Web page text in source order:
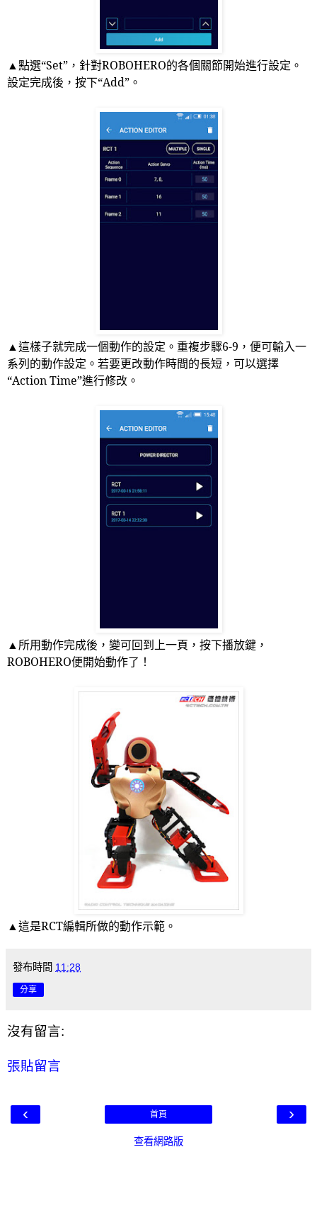
▲點選“Set”，針對ROBOHERO的各個關節開始進行設定。
設定完成後，按下“Add”。
▲這樣子就完成一個動作的設定。重複步驟6-9 ，便可輸入一
系列的動作設定。若要更改動作時間的長短，可以選擇
“Action Time”進行修改。
▲所用動作完成後，變可回到上一頁，按下播放鍵，
ROBOHERO便開始動作了！
▲這是RCT編輯所做的動作示範。
發布時間 11:28
分享
沒有留言:
張貼留言
‹ ›
首頁
查看網路版